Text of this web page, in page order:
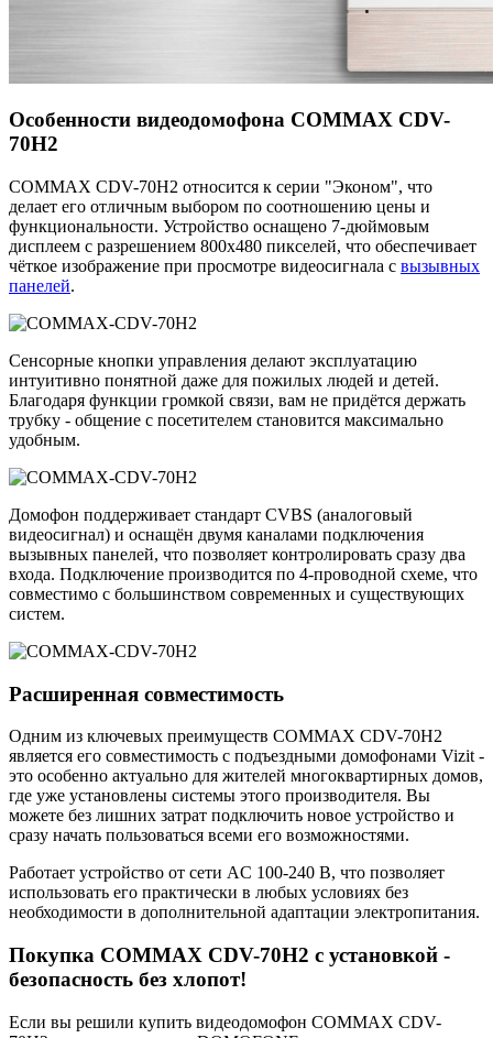
Особенности видеодомофона COMMAX CDV-
70H2
COMMAX CDV-70H2 относится к серии "Эконом", что
делает его отличным выбором по соотношению цены и
функциональности. Устройство оснащено 7-дюймовым
дисплеем с разрешением 800x480 пикселей, что обеспечивает
чёткое изображение при просмотре видеосигнала с вызывных
панелей.
Сенсорные кнопки управления делают эксплуатацию
интуитивно понятной даже для пожилых людей и детей.
Благодаря функции громкой связи, вам не придётся держать
трубку - общение с посетителем становится максимально
удобным.
Домофон поддерживает стандарт CVBS (аналоговый
видеосигнал) и оснащён двумя каналами подключения
вызывных панелей, что позволяет контролировать сразу два
входа. Подключение производится по 4-проводной схеме, что
совместимо с большинством современных и существующих
систем.
Расширенная совместимость
Одним из ключевых преимуществ COMMAX CDV-70H2
является его совместимость с подъездными домофонами Vizit -
это особенно актуально для жителей многоквартирных домов,
где уже установлены системы этого производителя. Вы
можете без лишних затрат подключить новое устройство и
сразу начать пользоваться всеми его возможностями.
Работает устройство от сети AC 100-240 В, что позволяет
использовать его практически в любых условиях без
необходимости в дополнительной адаптации электропитания.
Покупка COMMAX CDV-70H2 с установкой -
безопасность без хлопот!
Если вы решили купить видеодомофон COMMAX CDV-